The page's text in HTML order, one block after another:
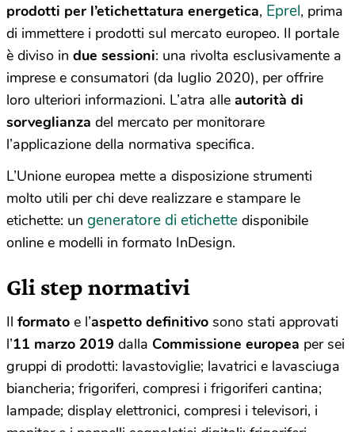
prodotti per l’etichettatura energetica, Eprel, prima
di immettere i prodotti sul mercato europeo. Il portale
è diviso in due sessioni: una rivolta esclusivamente a
imprese e consumatori (da luglio 2020), per offrire
loro ulteriori informazioni. L’atra alle autorità di
sorveglianza del mercato per monitorare
l’applicazione della normativa specifica.
L’Unione europea mette a disposizione strumenti
molto utili per chi deve realizzare e stampare le
etichette: un generatore di etichette disponibile
online e modelli in formato InDesign.
Gli step normativi
Il formato e l’aspetto definitivo sono stati approvati
l’11 marzo 2019 dalla Commissione europea per sei
gruppi di prodotti: lavastoviglie; lavatrici e lavasciuga
biancheria; frigoriferi, compresi i frigoriferi cantina;
lampade; display elettronici, compresi i televisori, i